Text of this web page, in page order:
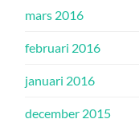
mars 2016
februari 2016
januari 2016
december 2015